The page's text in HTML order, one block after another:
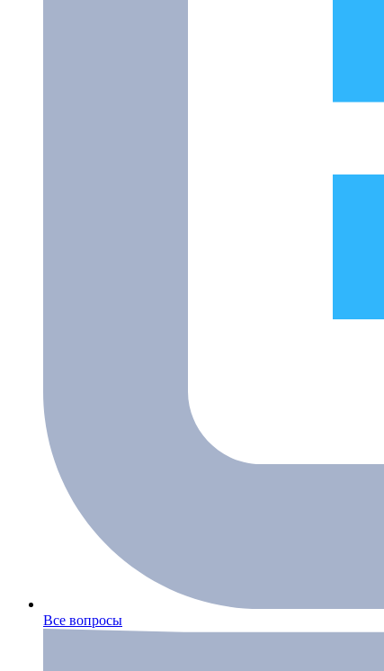
Все вопросы